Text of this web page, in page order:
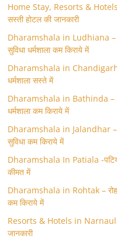
Home Stay, Resorts & Hotels
सस्ती होटल की जानकारी
Dharamshala in Ludhiana –
सुविधा धर्मशाला कम किराये में
Dharamshala in Chandigarh –
धर्मशाला सस्ते में
Dharamshala in Bathinda –
धर्मशाला कम किराये में
Dharamshala in Jalandhar –
सुविधा कम किराये में
Dharamshala In Patiala -
कीमत में
Dharamshala in Rohtak –
कम किराये में
Resorts & Hotels in Narnaul –
जानकारी